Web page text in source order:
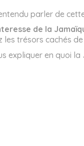
parler de
de la
les trésors cachés
expliquer en quoi la